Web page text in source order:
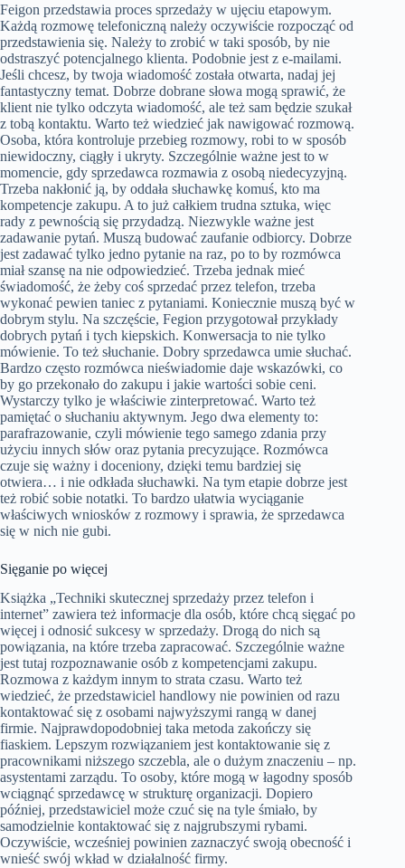
Feigon przedstawia proces sprzedaży w ujęciu etapowym.
Każdą rozmowę telefoniczną należy oczywiście rozpocząć od
przedstawienia się. Należy to zrobić w taki sposób, by nie
odstraszyć potencjalnego klienta. Podobnie jest z e-mailami.
Jeśli chcesz, by twoja wiadomość została otwarta, nadaj jej
fantastyczny temat. Dobrze dobrane słowa mogą sprawić, że
klient nie tylko odczyta wiadomość, ale też sam będzie szukał
z tobą kontaktu. Warto też wiedzieć jak nawigować rozmową.
Osoba, która kontroluje przebieg rozmowy, robi to w sposób
niewidoczny, ciągły i ukryty. Szczególnie ważne jest to w
momencie, gdy sprzedawca rozmawia z osobą niedecyzyjną.
Trzeba nakłonić ją, by oddała słuchawkę komuś, kto ma
kompetencje zakupu. A to już całkiem trudna sztuka, więc
rady z pewnością się przydadzą. Niezwykle ważne jest
zadawanie pytań. Muszą budować zaufanie odbiorcy. Dobrze
jest zadawać tylko jedno pytanie na raz, po to by rozmówca
miał szansę na nie odpowiedzieć. Trzeba jednak mieć
świadomość, że żeby coś sprzedać przez telefon, trzeba
wykonać pewien taniec z pytaniami. Koniecznie muszą być w
dobrym stylu. Na szczęście, Fegion przygotował przykłady
dobrych pytań i tych kiepskich. Konwersacja to nie tylko
mówienie. To też słuchanie. Dobry sprzedawca umie słuchać.
Bardzo często rozmówca nieświadomie daje wskazówki, co
by go przekonało do zakupu i jakie wartości sobie ceni.
Wystarczy tylko je właściwie zinterpretować. Warto też
pamiętać o słuchaniu aktywnym. Jego dwa elementy to:
parafrazowanie, czyli mówienie tego samego zdania przy
użyciu innych słów oraz pytania precyzujące. Rozmówca
czuje się ważny i doceniony, dzięki temu bardziej się
otwiera… i nie odkłada słuchawki. Na tym etapie dobrze jest
też robić sobie notatki. To bardzo ułatwia wyciąganie
właściwych wniosków z rozmowy i sprawia, że sprzedawca
się w nich nie gubi.
Sięganie po więcej
Książka „Techniki skutecznej sprzedaży przez telefon i
internet” zawiera też informacje dla osób, które chcą sięgać po
więcej i odnosić sukcesy w sprzedaży. Drogą do nich są
powiązania, na które trzeba zapracować. Szczególnie ważne
jest tutaj rozpoznawanie osób z kompetencjami zakupu.
Rozmowa z każdym innym to strata czasu. Warto też
wiedzieć, że przedstawiciel handlowy nie powinien od razu
kontaktować się z osobami najwyższymi rangą w danej
firmie. Najprawdopodobniej taka metoda zakończy się
fiaskiem. Lepszym rozwiązaniem jest kontaktowanie się z
pracownikami niższego szczebla, ale o dużym znaczeniu – np.
asystentami zarządu. To osoby, które mogą w łagodny sposób
wciągnąć sprzedawcę w strukturę organizacji. Dopiero
później, przedstawiciel może czuć się na tyle śmiało, by
samodzielnie kontaktować się z najgrubszymi rybami.
Oczywiście, wcześniej powinien zaznaczyć swoją obecność i
wnieść swój wkład w działalność firmy.